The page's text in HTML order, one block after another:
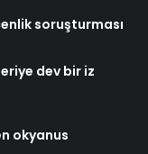
soruşturması
dev bir iz
okyanus